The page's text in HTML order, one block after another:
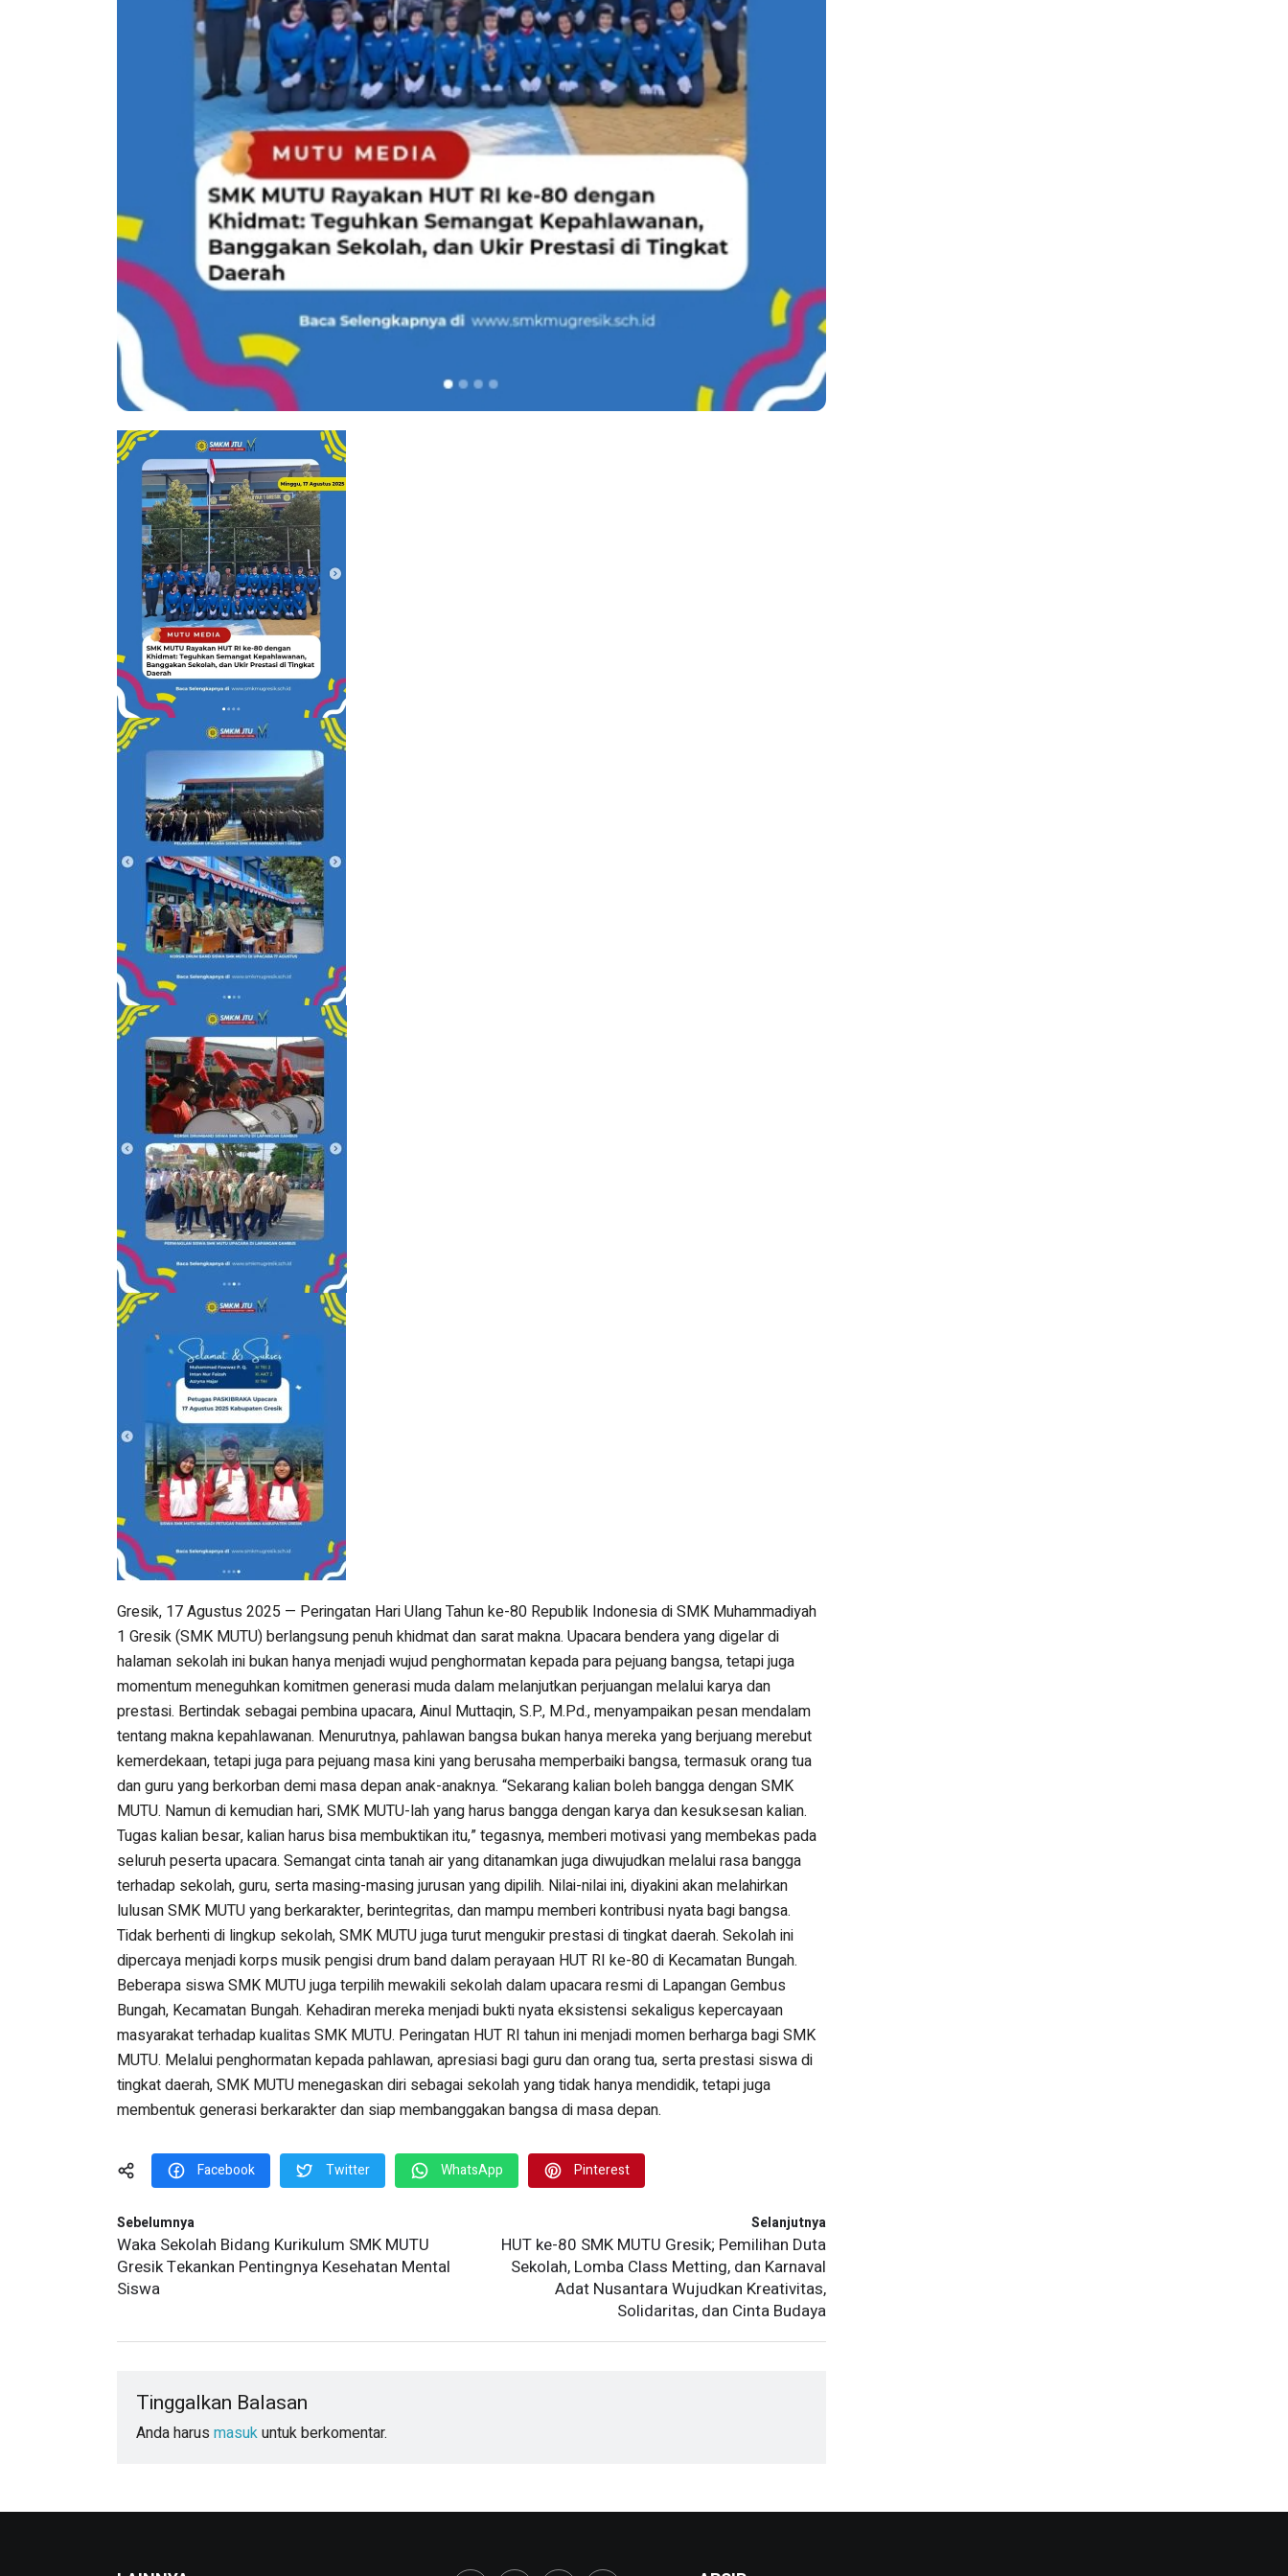
Gresik, 17 Agustus 2025 — Peringatan Hari Ulang Tahun ke-80 Republik Indonesia di SMK Muhammadiyah
1 Gresik (SMK MUTU) berlangsung penuh khidmat dan sarat makna. Upacara bendera yang digelar di
halaman sekolah ini bukan hanya menjadi wujud penghormatan kepada para pejuang bangsa, tetapi juga
momentum meneguhkan komitmen generasi muda dalam melanjutkan perjuangan melalui karya dan
prestasi. Bertindak sebagai pembina upacara, Ainul Muttaqin, S.P., M.Pd., menyampaikan pesan mendalam
tentang makna kepahlawanan. Menurutnya, pahlawan bangsa bukan hanya mereka yang berjuang merebut
kemerdekaan, tetapi juga para pejuang masa kini yang berusaha memperbaiki bangsa, termasuk orang tua
dan guru yang berkorban demi masa depan anak-anaknya. “Sekarang kalian boleh bangga dengan SMK
MUTU. Namun di kemudian hari, SMK MUTU-lah yang harus bangga dengan karya dan kesuksesan kalian.
Tugas kalian besar, kalian harus bisa membuktikan itu,” tegasnya, memberi motivasi yang membekas pada
seluruh peserta upacara. Semangat cinta tanah air yang ditanamkan juga diwujudkan melalui rasa bangga
terhadap sekolah, guru, serta masing-masing jurusan yang dipilih. Nilai-nilai ini, diyakini akan melahirkan
lulusan SMK MUTU yang berkarakter, berintegritas, dan mampu memberi kontribusi nyata bagi bangsa.
Tidak berhenti di lingkup sekolah, SMK MUTU juga turut mengukir prestasi di tingkat daerah. Sekolah ini
dipercaya menjadi korps musik pengisi drum band dalam perayaan HUT RI ke-80 di Kecamatan Bungah.
Beberapa siswa SMK MUTU juga terpilih mewakili sekolah dalam upacara resmi di Lapangan Gembus
Bungah, Kecamatan Bungah. Kehadiran mereka menjadi bukti nyata eksistensi sekaligus kepercayaan
masyarakat terhadap kualitas SMK MUTU. Peringatan HUT RI tahun ini menjadi momen berharga bagi SMK
MUTU. Melalui penghormatan kepada pahlawan, apresiasi bagi guru dan orang tua, serta prestasi siswa di
tingkat daerah, SMK MUTU menegaskan diri sebagai sekolah yang tidak hanya mendidik, tetapi juga
membentuk generasi berkarakter dan siap membanggakan bangsa di masa depan.
Facebook Twitter WhatsApp Pinterest
Sebelumnya
Waka Sekolah Bidang Kurikulum SMK MUTU
Gresik Tekankan Pentingnya Kesehatan Mental
Siswa
Selanjutnya
HUT ke-80 SMK MUTU Gresik; Pemilihan Duta
Sekolah, Lomba Class Metting, dan Karnaval
Adat Nusantara Wujudkan Kreativitas,
Solidaritas, dan Cinta Budaya
Tinggalkan Balasan
Anda harus masukuntuk berkomentar.